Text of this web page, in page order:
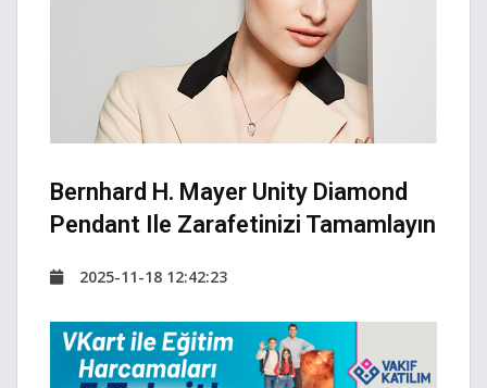
Bernhard H. Mayer Unity Diamond
Pendant Ile Zarafetinizi Tamamlayın
2025-11-18 12:42:23